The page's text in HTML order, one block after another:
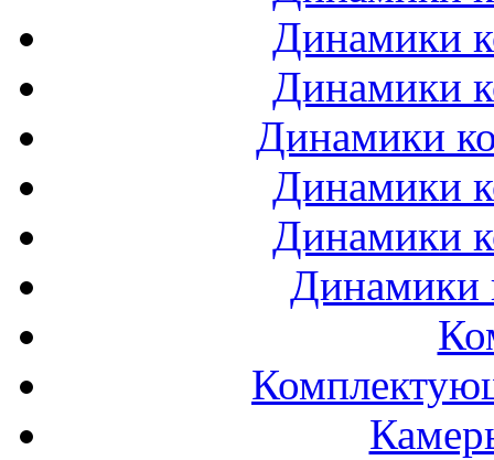
Динамики
Динамики
Динамики
Динамики
Динамики
Динамики